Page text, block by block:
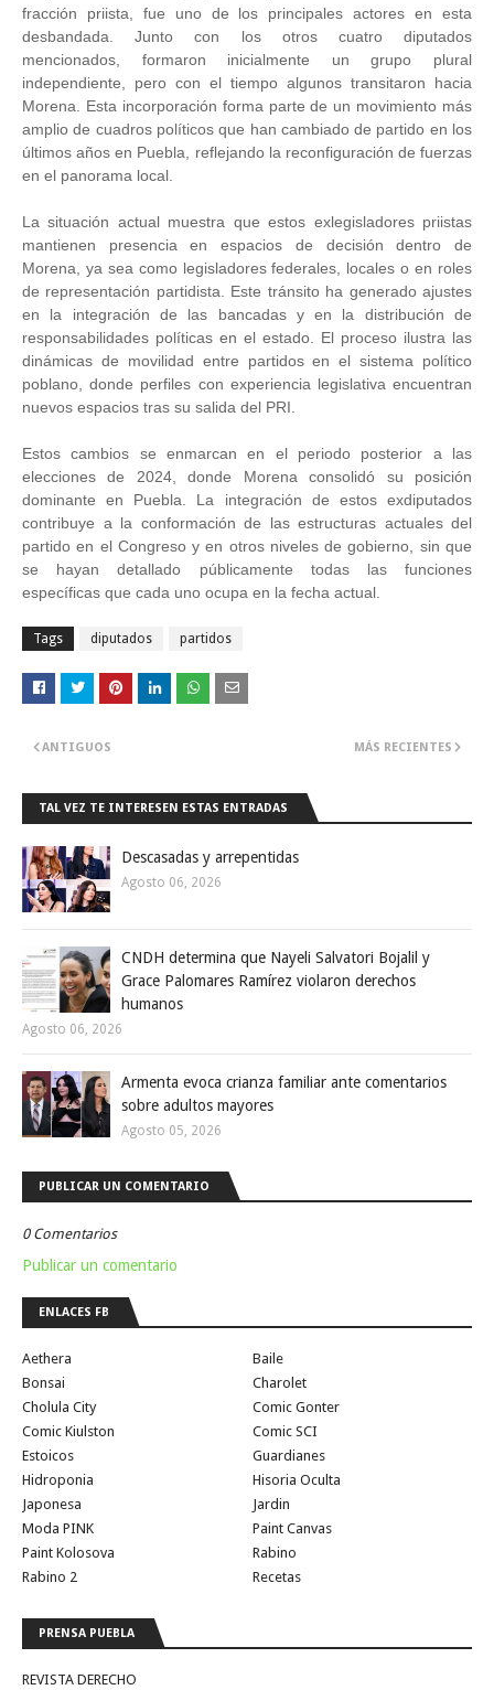
fracción priista, fue uno de los principales actores en esta
desbandada. Junto con los otros cuatro diputados
mencionados, formaron inicialmente un grupo plural
independiente, pero con el tiempo algunos transitaron hacia
Morena. Esta incorporación forma parte de un movimiento más
amplio de cuadros políticos que han cambiado de partido en los
últimos años en Puebla, reflejando la reconfiguración de fuerzas
en el panorama local.
La situación actual muestra que estos exlegisladores priistas
mantienen presencia en espacios de decisión dentro de
Morena, ya sea como legisladores federales, locales o en roles
de representación partidista. Este tránsito ha generado ajustes
en la integración de las bancadas y en la distribución de
responsabilidades políticas en el estado. El proceso ilustra las
dinámicas de movilidad entre partidos en el sistema político
poblano, donde perfiles con experiencia legislativa encuentran
nuevos espacios tras su salida del PRI.
Estos cambios se enmarcan en el periodo posterior a las
elecciones de 2024, donde Morena consolidó su posición
dominante en Puebla. La integración de estos exdiputados
contribuye a la conformación de las estructuras actuales del
partido en el Congreso y en otros niveles de gobierno, sin que
se hayan detallado públicamente todas las funciones
específicas que cada uno ocupa en la fecha actual.
Tags diputados partidos
MÁS RECIENTES
ANTIGUOS
TAL VEZ TE INTERESEN ESTAS ENTRADAS
Descasadas y arrepentidas
Agosto 06, 2026
CNDH determina que Nayeli Salvatori Bojalil y
Grace Palomares Ramírez violaron derechos
humanos
Agosto 06, 2026
Armenta evoca crianza familiar ante comentarios
sobre adultos mayores
Agosto 05, 2026
PUBLICAR UN COMENTARIO
0 Comentarios
Publicar un comentario
ENLACES FB
Aethera
Baile
Bonsai
Charolet
Cholula City
Comic Gonter
Comic Kiulston
Comic SCI
Estoicos
Guardianes
Hidroponia
Hisoria Oculta
Japonesa
Jardin
Moda PINK
Paint Canvas
Paint Kolosova
Rabino
Rabino 2
Recetas
PRENSA PUEBLA
REVISTA DERECHO